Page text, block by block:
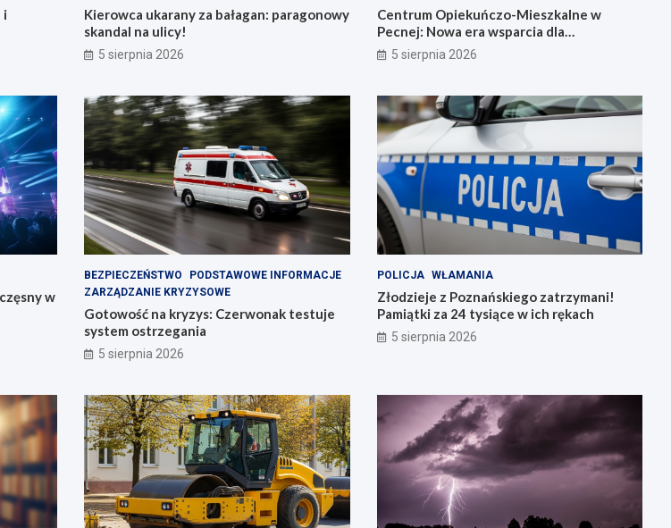
i
Kierowca ukarany za bałagan: paragonowy
skandal na ulicy!
5 sierpnia 2026
Centrum Opiekuńczo-Mieszkalne w
Pecnej: Nowa era wsparcia dla
mieszkańców!
5 sierpnia 2026
w
BEZPIECZEŃSTWO
PODSTAWOWE INFORMACJE
ZARZĄDZANIE KRYZYSOWE
Gotowość na kryzys: Czerwonak testuje
system ostrzegania
5 sierpnia 2026
POLICJA WŁAMANIA
Złodzieje z Poznańskiego zatrzymani!
Pamiątki za 24 tysiące w ich rękach
5 sierpnia 2026